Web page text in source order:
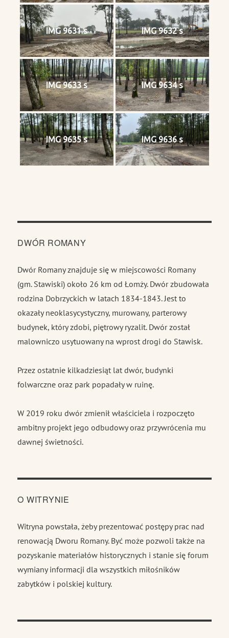
IMG 9631 s IMG 9632 s
IMG 9633 s IMG 9634 s
IMG 9635 s IMG 9636 s
DWÓR ROMANY
Dwór Romany znajduje się w miejscowości Romany
(gm. Stawiski) około 26 km od Łomży. Dwór zbudowała
rodzina Dobrzyckich w latach 1834-1843. Jest to
okazały neoklasycystyczny, murowany, parterowy
budynek, który zdobi, piętrowy ryzalit. Dwór został
malowniczo usytuowany na wprost drogi do Stawisk.
Przez ostatnie kilkadziesiąt lat dwór, budynki
folwarczne oraz park popadały w ruinę.
W 2019 roku dwór zmienił właściciela i rozpoczęto
ambitny projekt jego odbudowy oraz przywrócenia mu
dawnej świetności.
O WITRYNIE
Witryna powstała, żeby prezentować postępy prac nad
renowacją Dworu Romany. Być może pozwoli także na
pozyskanie materiałów historycznych i stanie się forum
wymiany informacji dla wszystkich miłośników
zabytków i polskiej kultury.